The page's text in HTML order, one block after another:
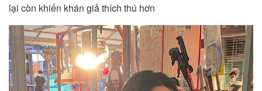
lại còn khiến khán giả thích thú hơn